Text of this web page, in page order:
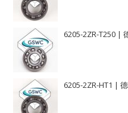
6205-2ZR-T250 |
6205-2ZR-HT1 |